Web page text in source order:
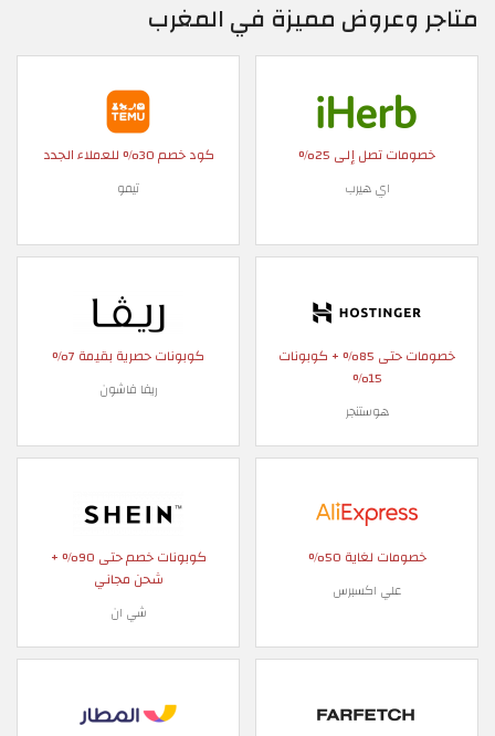
متاجر وعروض مميزة في المغرب
خصومات تصل إلى 25%
اي هيرب
كود خصم 30% للعملاء الجدد
تيمو
خصومات حتى 85% + كوبونات
15%
هوستنجر
كوبونات حصرية بقيمة 7%
ريفا فاشون
خصومات لغاية 50%
علي اكسبرس
كوبونات خصم حتى 90% +
شحن مجاني
شي ان